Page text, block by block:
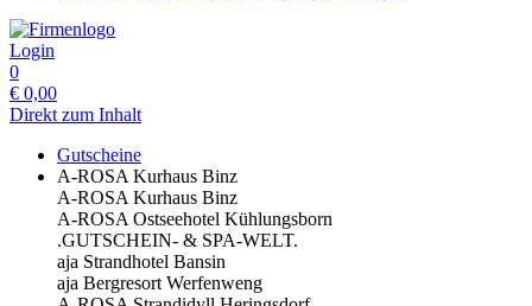
Login
0
€ 0,00
Direkt zum Inhalt
Gutscheine
A-ROSA Kurhaus Binz
A-ROSA Kurhaus Binz
A-ROSA Ostseehotel Kühlungsborn
.GUTSCHEIN- & SPA-WELT.
aja Strandhotel Bansin
aja Bergresort Werfenweng